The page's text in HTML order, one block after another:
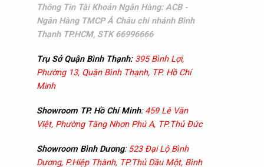
Thông Tin Tài Khoản Ngân Hàng: ACB -
Ngân Hàng TMCP Á Châu chi nhánh Bình
Thạnh TP.HCM, STK 66996666
Trụ Sở Quận Bình Thạnh: 395 Bình Lợi,
Phường 13, Quận Bình Thạnh, TP. Hồ Chí
Minh
Showroom TP. Hồ Chí Minh:459 Lê Văn
Việt, Phường Tăng Nhơn Phú A, TP.Thủ Đức
Showroom Bình Dương:523 Đại Lộ Bình
Dương, P.Hiệp Thành, TP.Thủ Dầu Một, Bình